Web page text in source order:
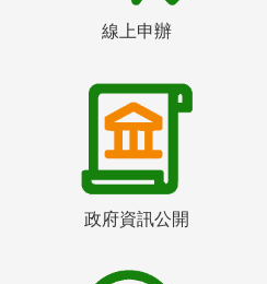
線上申辦
政府資訊公開